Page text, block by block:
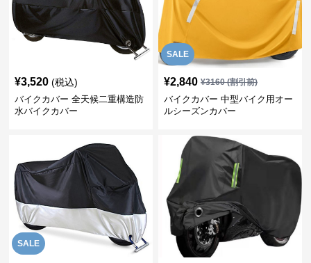
¥3,520 (税込)
バイクカバー 全天候二重構造防
水バイクカバー
SALE
¥2,840 ¥3160(割引前)
バイクカバー 中型バイク用オー
ルシーズンカバー
SALE